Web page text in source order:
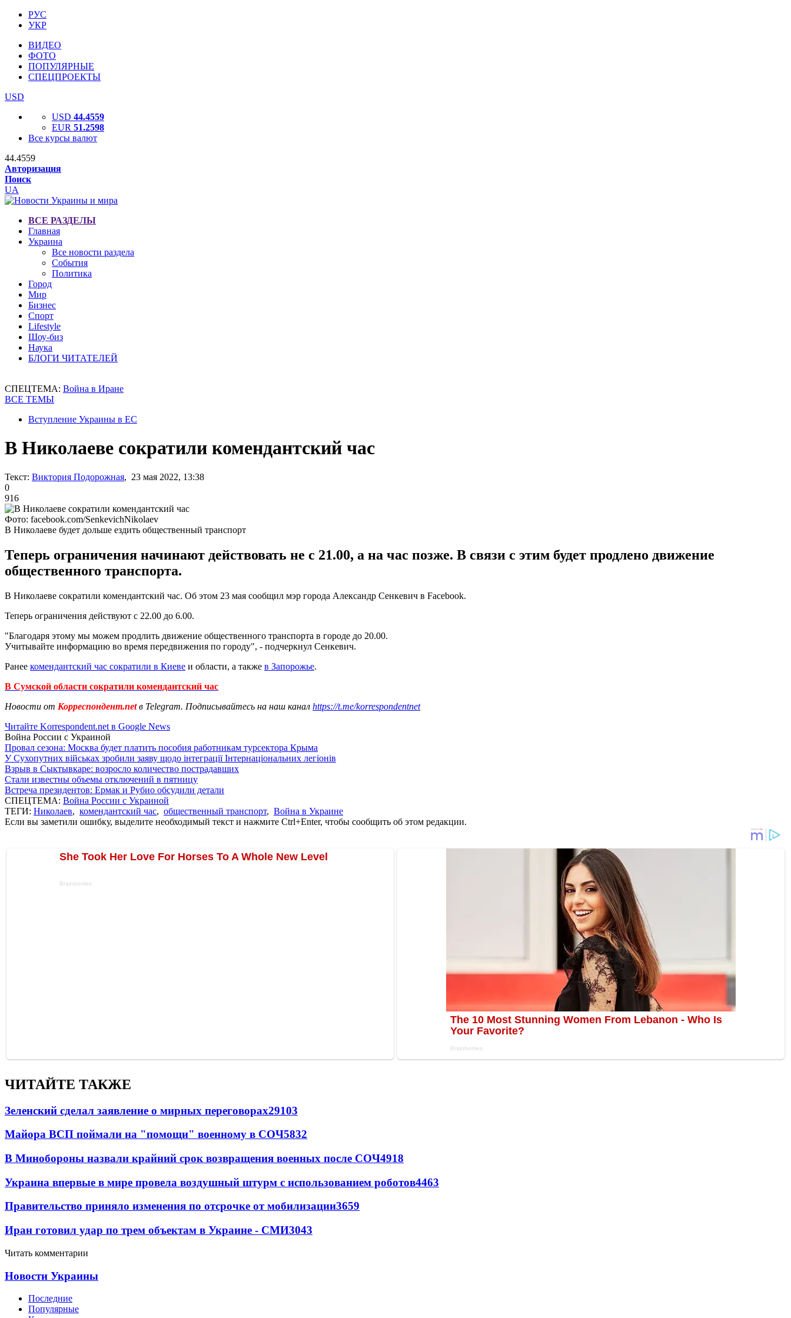
РУС
УКР
ВИДЕО
ФОТО
ПОПУЛЯРНЫЕ
СПЕЦПРОЕКТЫ
USD
USD 44.4559
EUR 51.2598
Все курсы валют
44.4559
Авторизация
Поиск
UA
ВСЕ РАЗДЕЛЫ
Главная
Украина
Все новости раздела
События
Политика
Город
Мир
Бизнес
Спорт
Lifestyle
Шоу-биз
Наука
БЛОГИ ЧИТАТЕЛЕЙ
СПЕЦТЕМА: Война в Иране
ВСЕ ТЕМЫ
Вступление Украины в ЕС
В Николаеве сократили комендантский час
Текст: Виктория Подорожная, 23 мая 2022, 13:38
0
916
Фото: facebook.com/SenkevichNikolaev
В Николаеве будет дольше ездить общественный транспорт
Теперь ограничения начинают действовать не с 21.00, а на час позже. В связи с этим будет продлено движение
общественного транспорта.
В Николаеве сократили комендантский час. Об этом 23 мая сообщил мэр города Александр Сенкевич в Facebook.
Теперь ограничения действуют с 22.00 до 6.00.
"Благодаря этому мы можем продлить движение общественного транспорта в городе до 20.00.
Учитывайте информацию во время передвижения по городу", - подчеркнул Сенкевич.
Ранее комендантский час сократили в Киеве и области, а также в Запорожье.
В Сумской области сократили комендантский час
Новости от Корреспондент.netв Telegram. Подписывайтесь на наш канал https://t.me/korrespondentnet
Читайте Korrespondent.net в Google News
Война России с Украиной
Провал сезона: Москва будет платить пособия работникам турсектора Крыма
У Сухопутних військах зробили заяву щодо інтеграції Інтернаціональних легіонів
Взрыв в Сыктывкаре: возросло количество пострадавших
Стали известны объемы отключений в пятницу
Встреча президентов: Ермак и Рубио обсудили детали
СПЕЦТЕМА: Война России с Украиной
ТЕГИ: Николаев, комендантский час, общественный транспорт, Война в Украине
Если вы заметили ошибку, выделите необходимый текст и нажмите Ctrl+Enter, чтобы сообщить об этом редакции.
ЧИТАЙТЕ ТАКЖЕ
Зеленский сделал заявление о мирных переговорах29103
Майора ВСП поймали на "помощи" военному в СОЧ5832
В Минобороны назвали крайний срок возвращения военных после СОЧ4918
Украина впервые в мире провела воздушный штурм с использованием роботов4463
Правительство приняло изменения по отсрочке от мобилизации3659
Иран готовил удар по трем объектам в Украине - СМИ3043
Читать комментарии
Новости Украины
Последние
Популярные